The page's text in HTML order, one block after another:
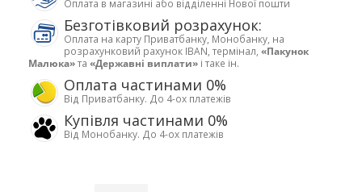
Оплата в магазині або відділенні Нової пошти
Безготівковий розрахунок:
Оплата на карту Приватбанку, Монобанку, на
розрахунковий рахунок IBAN, термінал, «Пакунок
Малюка»та «Державні виплати» і таке ін.
Оплата частинами 0%
Від Приватбанку. До 4-ох платежів
Купівля частинами 0%
Від Монобанку. До 4-ох платежів